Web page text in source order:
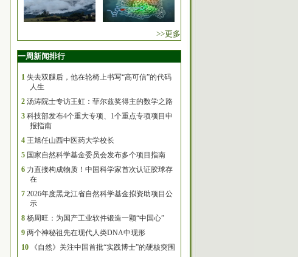
>>更多
一周新闻排行
1 失去双腿后，他在轮椅上书写“高可信”的代码
人生
2 汤涛院士专访王虹：菲尔兹奖得主的数学之路
3 科技部发布4个重大专项、1个重点专项项目申
报指南
4 王旭任山西中医药大学校长
5 国家自然科学基金委员会发布多个项目指南
6 力直接构成物质！中国科学家首次认证胶球存
在
7 2026年度黑龙江省自然科学基金拟资助项目公
示
8 杨周旺：为国产工业软件锻造一颗“中国心”
9 两个神秘祖先在现代人类DNA中现形
10
《自然》关注中国首批“实践博士”的硬核突围